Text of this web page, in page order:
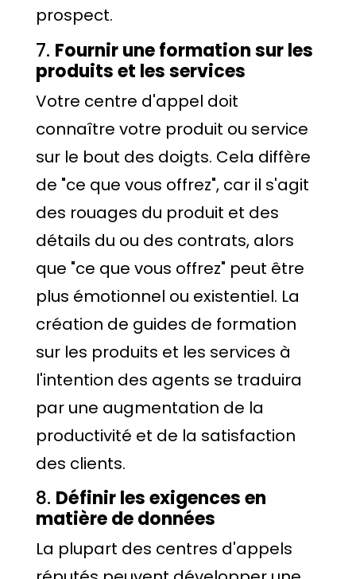
prospect.
7. Fournir une formation sur les
produits et les services
Votre centre d'appel doit
connaître votre produit ou service
sur le bout des doigts. Cela diffère
de "ce que vous offrez", car il s'agit
des rouages du produit et des
détails du ou des contrats, alors
que "ce que vous offrez" peut être
plus émotionnel ou existentiel. La
création de guides de formation
sur les produits et les services à
l'intention des agents se traduira
par une augmentation de la
productivité et de la satisfaction
des clients.
8. Définir les exigences en
matière de données
La plupart des centres d'appels